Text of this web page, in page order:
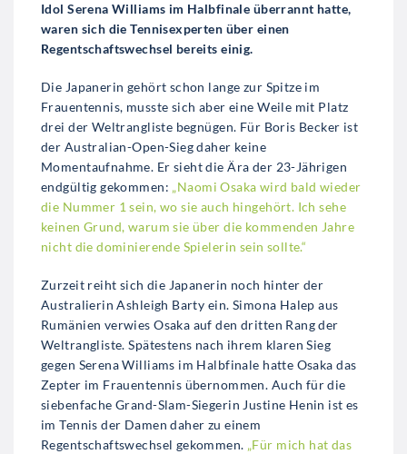
Idol Serena Williams im Halbfinale überrannt hatte,
waren sich die Tennisexperten über einen
Regentschaftswechsel bereits einig.
Die Japanerin gehört schon lange zur Spitze im
Frauentennis, musste sich aber eine Weile mit Platz
drei der Weltrangliste begnügen. Für Boris Becker ist
der Australian-Open-Sieg daher keine
Momentaufnahme. Er sieht die Ära der 23-Jährigen
endgültig gekommen: „Naomi Osaka wird bald wieder
die Nummer 1 sein, wo sie auch hingehört. Ich sehe
keinen Grund, warum sie über die kommenden Jahre
nicht die dominierende Spielerin sein sollte.“
Zurzeit reiht sich die Japanerin noch hinter der
Australierin Ashleigh Barty ein. Simona Halep aus
Rumänien verwies Osaka auf den dritten Rang der
Weltrangliste. Spätestens nach ihrem klaren Sieg
gegen Serena Williams im Halbfinale hatte Osaka das
Zepter im Frauentennis übernommen. Auch für die
siebenfache Grand-Slam-Siegerin Justine Henin ist es
im Tennis der Damen daher zu einem
Regentschaftswechsel gekommen. „Für mich hat das